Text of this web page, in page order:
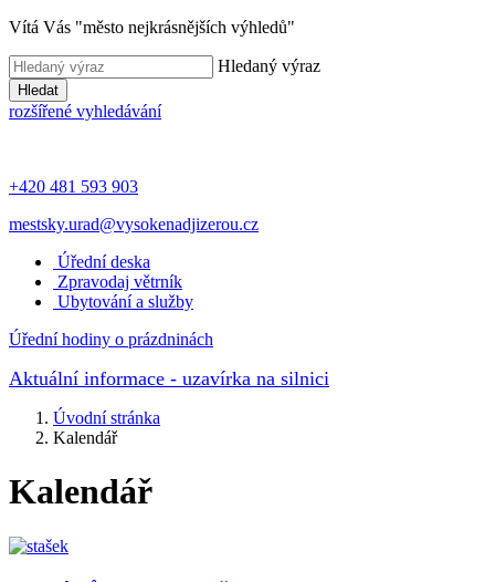
Vítá Vás "město nejkrásnějších výhledů"
Hledaný výraz
Hledat
rozšířené vyhledávání
+420 481 593 903
mestsky.urad@vysokenadjizerou.cz
Úřední deska
Zpravodaj větrník
Ubytování a služby
Úřední hodiny o prázdninách
Aktuální informace - uzavírka na silnici
Úvodní stránka
Kalendář
Kalendář